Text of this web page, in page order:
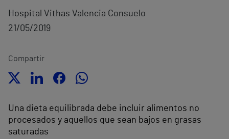
Hospital Vithas Valencia Consuelo
21/05/2019
Compartir
Una dieta equilibrada debe incluir alimentos no
procesados y aquellos que sean bajos en grasas
saturadas